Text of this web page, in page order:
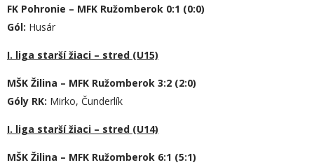
FK Pohronie – MFK Ružomberok 0:1 (0:0)
Gól: Husár
I. liga starší žiaci – stred (U15)
MŠK Žilina – MFK Ružomberok 3:2 (2:0)
Góly RK: Mirko, Čunderlík
I. liga starší žiaci – stred (U14)
MŠK Žilina – MFK Ružomberok 6:1 (5:1)